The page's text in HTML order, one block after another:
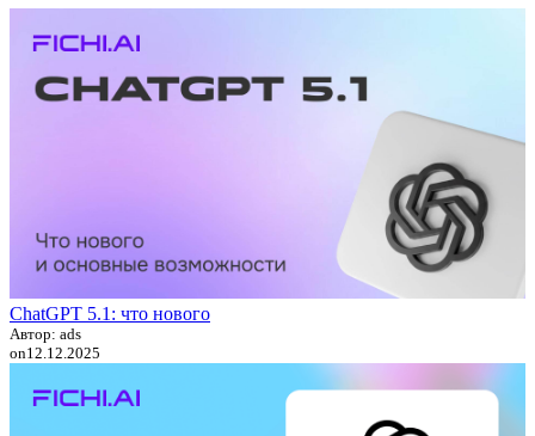
ChatGPT 5.1: что нового
Автор: ads
on12.12.2025